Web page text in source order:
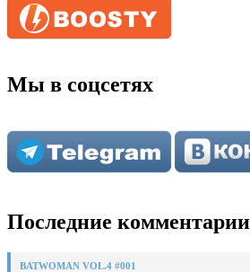
Мы в соцсетях
Последние комментарии
BATWOMAN VOL.4 #001